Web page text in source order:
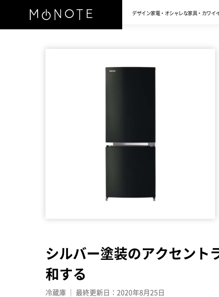
デザイン家電・オシャレな家具・カワイ
シルバー塗装のアクセント
和する
冷蔵庫 ｜ 最終更新日：2020年8月25日